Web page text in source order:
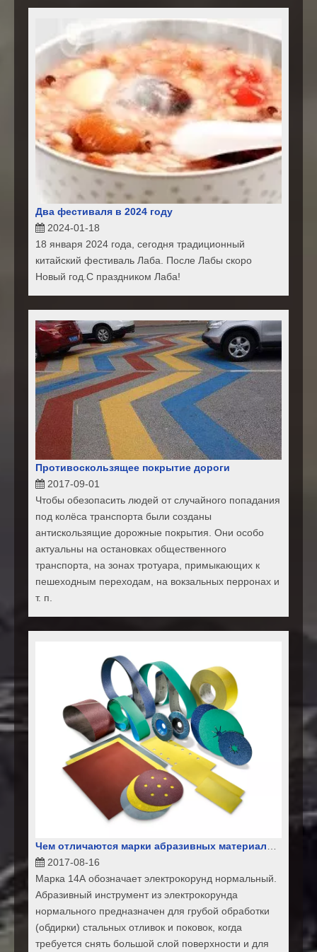
Два фестиваля в 2024 году
2024-01-18
18 января 2024 года, сегодня традиционный
китайский фестиваль Лаба. После Лабы скоро
Новый год.С праздником Лаба!
Противоскользящее покрытие дороги
2017-09-01
Чтобы обезопасить людей от случайного попадания
под колёса транспорта были созданы
антискользящие дорожные покрытия. Они особо
актуальны на остановках общественного
транспорта, на зонах тротуара, примыкающих к
пешеходным переходам, на вокзальных перронах и
т. п.
Чем отличаются марки абразивных материалов 14А и 24А(25А)?
2017-08-16
Марка 14А обозначает электрокорунд нормальный.
Абразивный инструмент из электрокорунда
нормального предназначен для грубой обработки
(обдирки) стальных отливок и поковок, когда
требуется снять большой слой поверхности и для